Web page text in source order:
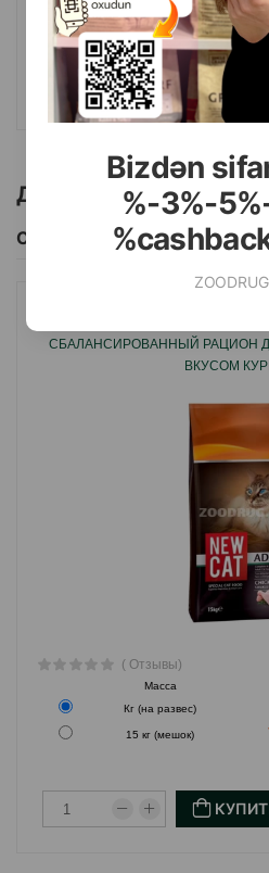
Bizdən
%-3%-
15 кг (мешок) 99
КУПИТЬ
Другие товоры бренда
Смотреть Все
СБАЛАНСИРОВАННЫЙ РАЦИОН
ВКУСОМ
( Отзывы)
Масса
Кг (на развес)
15 кг (мешок)